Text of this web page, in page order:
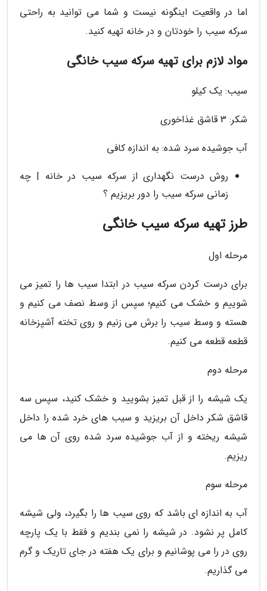
اما در واقعیت اینگونه نیست و شما می توانید به راحتی
سرکه سیب را خودتان و در خانه تهیه کنید.
مواد لازم برای تهیه سرکه سیب خانگی
سیب: یک کیلو
شکر: 3 قاشق غذاخوری
آب جوشیده سرد شده: به اندازه کافی
روش درست نگهداری از سرکه سیب در خانه | چه
زمانی سرکه سیب را دور بریزیم ؟
طرز تهیه سرکه سیب خانگی
مرحله اول
برای درست کردن سرکه سیب در ابتدا سیب ها را تمیز می
شوییم و خشک می کنیم؛ سپس از وسط نصف می کنیم و
هسته و وسط سیب را برش می زنیم و روی تخته آشپزخانه
قطعه قطعه می کنیم.
مرحله دوم
یک شیشه را از قبل تمیز بشویید و خشک کنید، سپس سه
قاشق شکر داخل آن بریزید و سیب های خرد شده را داخل
شیشه ریخته و از آب جوشیده سرد شده روی آن ها می
ریزیم.
مرحله سوم
آب به اندازه ای باشد که روی سیب ها را بگیرد، ولی شیشه
کامل پر نشود. در شیشه را نمی بندیم و فقط با یک پارچه
روی در را می پوشانیم و برای یک هفته در جای تاریک و گرم
می گذاریم.